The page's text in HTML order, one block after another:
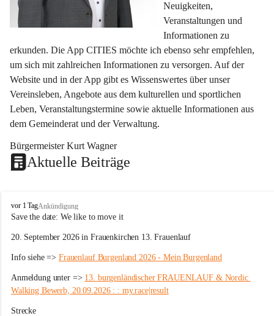
Neuigkeiten,
Veranstaltungen und
Informationen zu
erkunden. Die App CITIES möchte ich ebenso sehr empfehlen,
um sich mit zahlreichen Informationen zu versorgen. Auf der
Website und in der App gibt es Wissenswertes über unser
Vereinsleben, Angebote aus dem kulturellen und sportlichen
Leben, Veranstaltungstermine sowie aktuelle Informationen aus
dem Gemeinderat und der Verwaltung.
Bürgermeister Kurt Wagner
Aktuelle Beiträge
W
ö
t
r
b
e
r
g
vor 1 TagAnkündigung
Save the date: We like to move it
20. September 2026 in Frauenkirchen 13. Frauenlauf
Info siehe => Frauenlauf Burgenland 2026 - Mein Burgenland
Anmeldung unter => 13. burgenländischer FRAUENLAUF & Nordic
Walking Bewerb, 20.09.2026 : : my.race|result
Strecke